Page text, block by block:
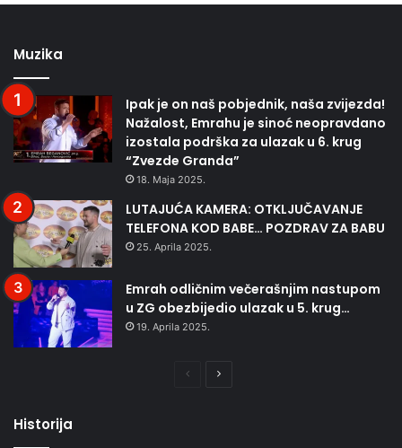
Muzika
Ipak je on naš pobjednik, naša zvijezda!
Nažalost, Emrahu je sinoć neopravdano
izostala podrška za ulazak u 6. krug
“Zvezde Granda”
18. Maja 2025.
LUTAJUĆA KAMERA: OTKLJUČAVANJE
TELEFONA KOD BABE… POZDRAV ZA BABU
25. Aprila 2025.
Emrah odličnim večerašnjim nastupom
u ZG obezbijedio ulazak u 5. krug…
19. Aprila 2025.
PrethodnaNaredna
Historija